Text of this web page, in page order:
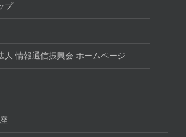
プ
人 情報通信振興会 ホームページ